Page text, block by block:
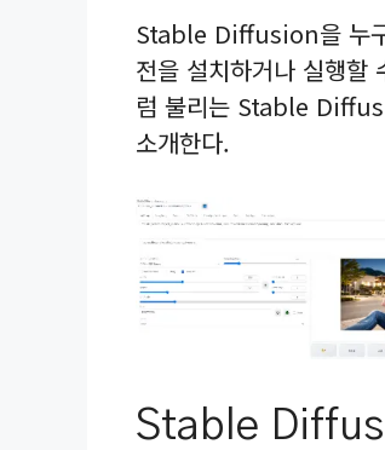
Stable Diffusion을 누구
전을 설치하거나 실행할
럼 불리는 Stable
소개한다.
Stable